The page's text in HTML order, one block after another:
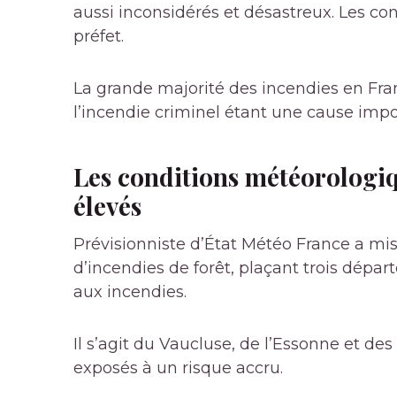
aussi inconsidérés et désastreux. Les
préfet.
La grande majorité des incendies en
l’incendie criminel étant une cause
Les conditions
élevés
Prévisionniste d’État Météo France a
d’incendies de forêt, plaçant trois
aux incendies.
Il s’agit du Vaucluse, de l’Essonne et
exposés à un risque accru.